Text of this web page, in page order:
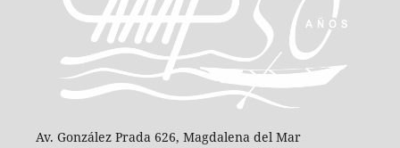
Av. González Prada 626, Magdalena del Mar